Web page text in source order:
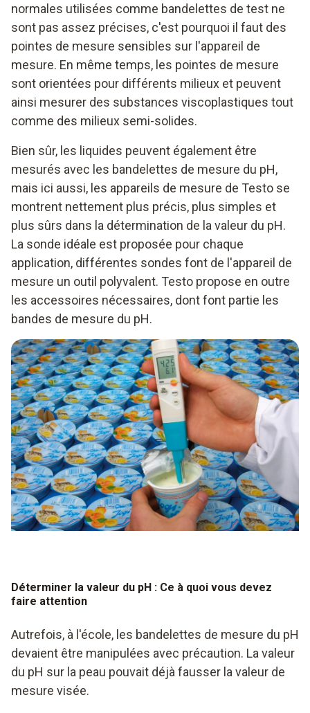
normales utilisées comme bandelettes de test ne
sont pas assez précises, c'est pourquoi il faut des
pointes de mesure sensibles sur l'appareil de
mesure. En même temps, les pointes de mesure
sont orientées pour différents milieux et peuvent
ainsi mesurer des substances viscoplastiques tout
comme des milieux semi-solides.
Bien sûr, les liquides peuvent également être
mesurés avec les bandelettes de mesure du pH,
mais ici aussi, les appareils de mesure de Testo se
montrent nettement plus précis, plus simples et
plus sûrs dans la détermination de la valeur du pH.
La sonde idéale est proposée pour chaque
application, différentes sondes font de l'appareil de
mesure un outil polyvalent. Testo propose en outre
les accessoires nécessaires, dont font partie les
bandes de mesure du pH.
Déterminer la valeur du pH : Ce à quoi vous devez
faire attention
Autrefois, à l'école, les bandelettes de mesure du pH
devaient être manipulées avec précaution. La valeur
du pH sur la peau pouvait déjà fausser la valeur de
mesure visée.